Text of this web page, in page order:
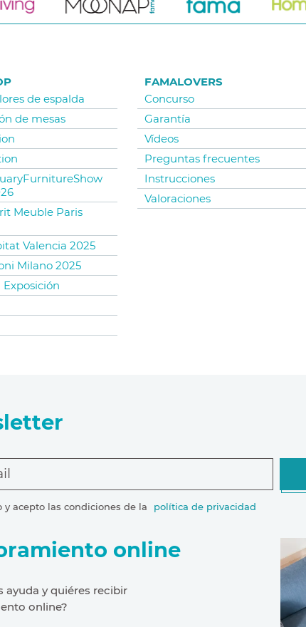
de espalda
de mesas
Meuble Paris
Valencia 2025
Milano 2025
Exposición
FAMALOVERS
Concurso
Garantía
Vídeos
Preguntas frecuentes
Instrucciones
Valoraciones
y acepto las condiciones de la política de privacidad
online
ayuda y quiéres recibir
online?